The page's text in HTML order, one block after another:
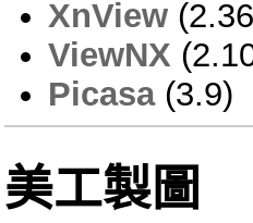
XnView
ViewNX
Picasa(3.9)
美工製圖